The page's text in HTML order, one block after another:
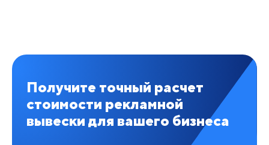
Получите точный расчет
стоимости рекламной
вывески для вашего бизнеса